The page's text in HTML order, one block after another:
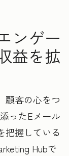
ンゲー
益を拡
顧客の心をつ
ったEメール
把握している
Hubで